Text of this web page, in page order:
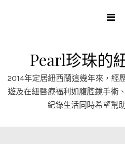
Pearl珍珠的
2014年定居紐西蘭這幾年來，經
遊及在紐醫療福利如腹腔鏡手術
紀錄生活同時希望幫